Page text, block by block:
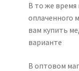
В то же время
оплаченного
вам купить
варианте
В оптовом